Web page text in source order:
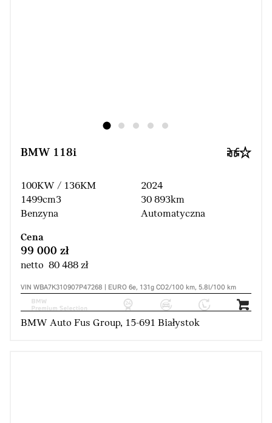
BMW 118i
100KW / 136KM
1499cm3
Benzyna
2024
30 893km
Automatyczna
Cena
99 000 zł
netto 80 488 zł
VIN WBA7K310907P47268 | EURO 6e, 131g CO2/100 km, 5.8l/100 km
BMW Auto Fus Group, 15-691 Białystok